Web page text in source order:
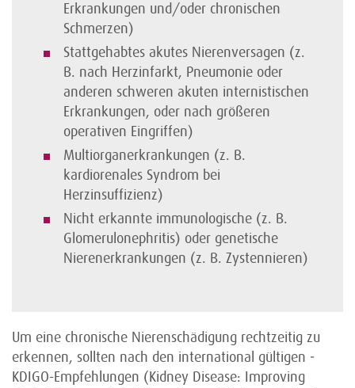
Erkrankungen und/oder chronischen
Schmerzen)
Stattgehabtes akutes Nierenversagen (z.
B. nach Herzinfarkt, Pneumonie oder
anderen schweren akuten internistischen
Erkrankungen, oder nach größeren
operativen Eingriffen)
Multiorganerkrankungen (z. B.
kardiorenales Syndrom bei
Herzinsuffizienz)
Nicht erkannte immunologische (z. B.
Glomerulonephritis) oder genetische
Nierenerkrankungen (z. B. Zystennieren)
Um eine chronische Nierenschädigung rechtzeitig zu
erkennen, sollten nach den international gültigen ­
KDIGO-Empfehlungen (Kidney Disease: Improving